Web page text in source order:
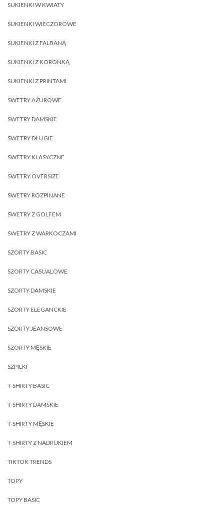
SUKIENKI W KWIATY
SUKIENKI WIECZOROWE
SUKIENKI Z FALBANĄ
SUKIENKI Z KORONKĄ
SUKIENKI Z PRINTAMI
SWETRY AŻUROWE
SWETRY DAMSKIE
SWETRY DŁUGIE
SWETRY KLASYCZNE
SWETRY OVERSIZE
SWETRY ROZPINANE
SWETRY Z GOLFEM
SWETRY Z WARKOCZAMI
SZORTY BASIC
SZORTY CASUALOWE
SZORTY DAMSKIE
SZORTY ELEGANCKIE
SZORTY JEANSOWE
SZORTY MĘSKIE
SZPILKI
T-SHIRTY BASIC
T-SHIRTY DAMSKIE
T-SHIRTY MĘSKIE
T-SHIRTY Z NADRUKIEM
TIKTOK TRENDS
TOPY
TOPY BASIC